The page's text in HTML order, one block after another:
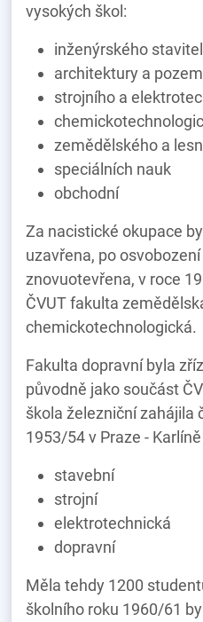
vysokých škol:
inženýrského
architektury a
strojního a
zemědělského a
speciálních nauk
obchodní
Za nacistické okupace
uzavřena, po
znovuotevřena, v roce
ČVUT fakulta
chemickotechnologická.
Fakulta dopravní byla
původně jako součást
škola železniční zahájila
1953/54 v Praze -
stavební
strojní
elektrotechnická
dopravní
Měla tehdy 1200
školního roku 1960/61